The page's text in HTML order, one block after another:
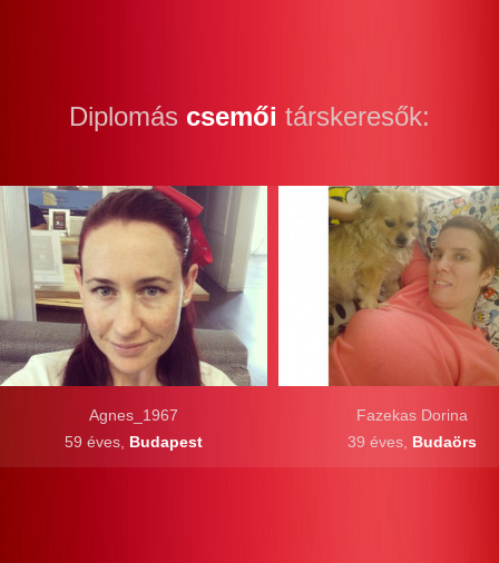
Diplomás csemői társkeresők:
Agnes_1967
59 éves, Budapest
Fazekas Dorina
39 éves, Budaörs